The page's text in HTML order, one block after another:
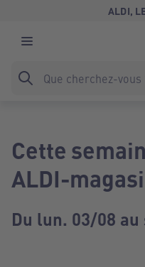
ALDI,
Cette
ALDI-
Du lun. 03/08